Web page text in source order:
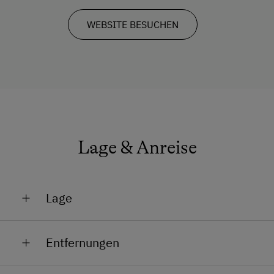
WEBSITE BESUCHEN
Lage & Anreise
Lage
Nähe Loipe
Entfernungen